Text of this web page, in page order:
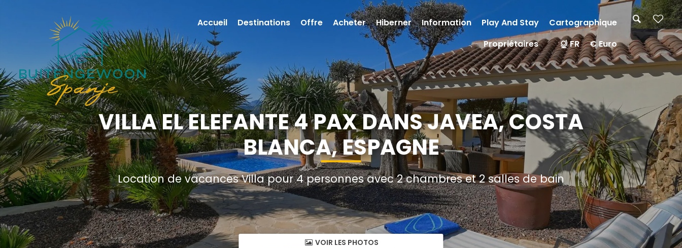
VILLA EL ELEFANTE 4 PAX DANS JAVEA, COSTA
BLANCA, ESPAGNE
Location de vacances Villa pour 4 personnes avec 2 chambres et 2 salles de bain
VOIR LES PHOTOS
Accueil Destinations Offre Acheter Hiberner Information Play And Stay
Cartographique
Propriétaires
FR € Euro